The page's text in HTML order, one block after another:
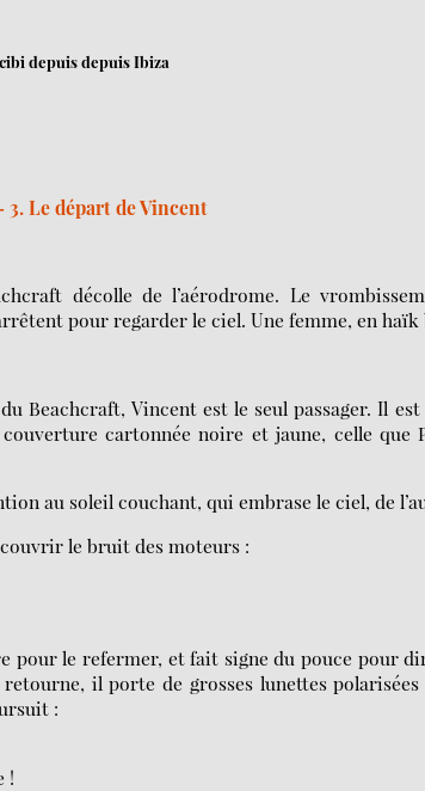
depuis depuis Ibiza
Le départ de Vincent
décolle de l’aérodrome. Le
pour regarder le ciel. Une femme, en haïk
Beachcraft, Vincent est le seul passager. Il
cartonnée noire et jaune, celle que
au soleil couchant, qui embrase le ciel, de
le bruit des moteurs :
pour le refermer, et fait signe du pouce pour
retourne, il porte de grosses lunettes
:
!